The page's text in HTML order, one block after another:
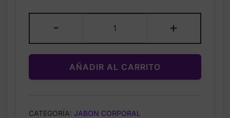
-
&
Body
Works
Dreaming
of
+
AÑADIR AL CARRITO
CATEGORÍA: JABON CORPORAL